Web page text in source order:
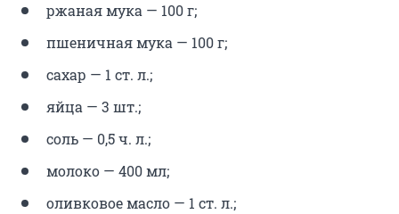
ржаная мука — 100 г;
пшеничная мука — 100 г;
сахар — 1 ст. л.;
яйца — 3 шт.;
соль — 0,5 ч. л.;
молоко — 400 мл;
оливковое масло — 1 ст. л.;